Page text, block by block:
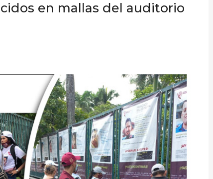
en mallas del auditorio